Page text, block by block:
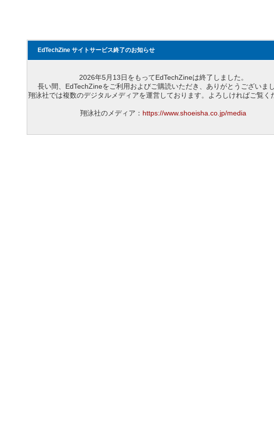
EdTechZine サイトサービス終了のお知らせ
2026年5月13日をもってEdTechZineは終了しました。
長い間、EdTechZineをご利用およびご購読いただき、ありがとうございまし
翔泳社では複数のデジタルメディアを運営しております。よろしければご覧く
翔泳社のメディア： https://www.shoeisha.co.jp/media